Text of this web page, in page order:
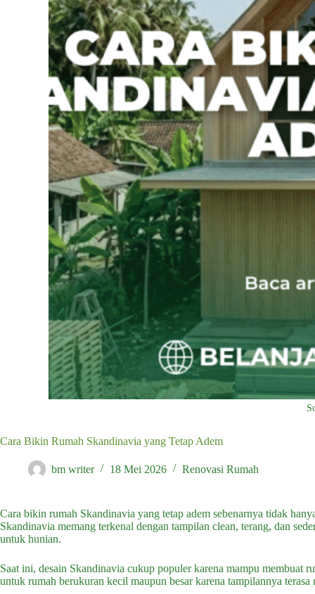
Cara Bikin Rumah Skandinavia yang Tetap Adem
bm writer 18 Mei 2026 Renovasi Rumah
Cara bikin rumah Skandinavia yang tetap adem sebenarnya tidak
Skandinavia memang terkenal dengan tampilan clean, terang, dan
untuk hunian.
Saat ini, desain Skandinavia cukup populer karena mampu membuat
untuk rumah berukuran kecil maupun besar karena tampilannya terasa